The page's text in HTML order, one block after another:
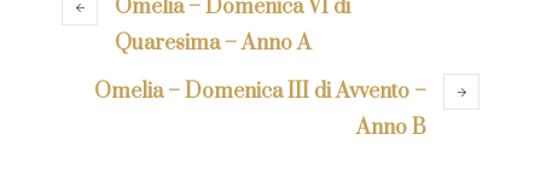
Omelia – Domenica VI di
Quaresima – Anno A
Omelia – Domenica III di Avvento –
Anno B